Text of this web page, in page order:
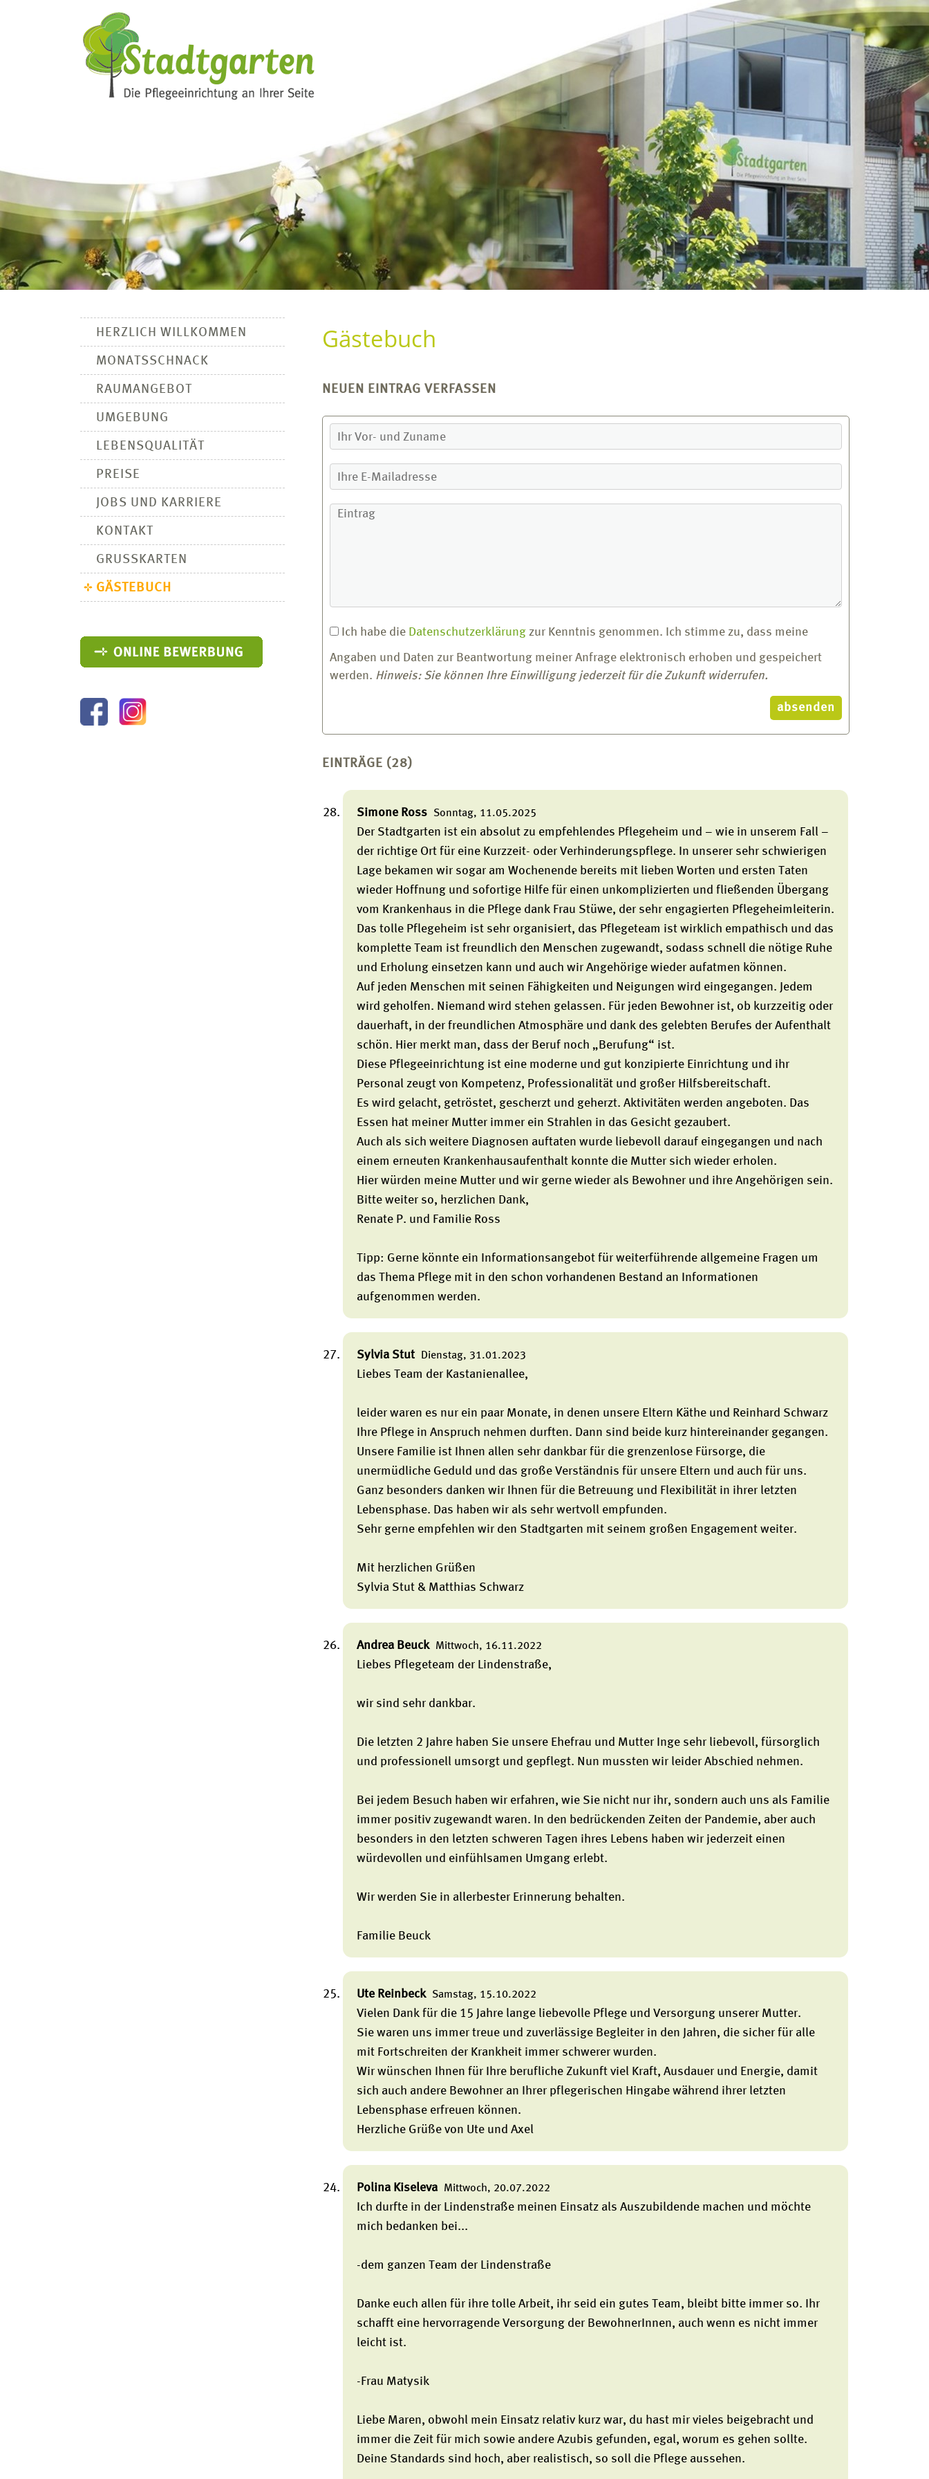
HERZLICH WILLKOMMEN
MONATSSCHNACK
RAUMANGEBOT
UMGEBUNG
LEBENSQUALITÄT
PREISE
JOBS UND KARRIERE
KONTAKT
GRUSSKARTEN
GÄSTEBUCH
Gästebuch
NEUEN EINTRAG VERFASSEN
Ich habe die Datenschutzerklärungzur Kenntnis genommen. Ich stimme zu, dass meine
Angaben und Daten zur Beantwortung meiner Anfrage elektronisch erhoben und gespeichert
werden. Hinweis: Sie können Ihre Einwilligung jederzeit für die Zukunft widerrufen.
EINTRÄGE (28)
Simone Ross Sonntag, 11.05.2025
Der Stadtgarten ist ein absolut zu empfehlendes Pflegeheim und – wie in unserem Fall –
der richtige Ort für eine Kurzzeit- oder Verhinderungspflege. In unserer sehr schwierigen
Lage bekamen wir sogar am Wochenende bereits mit lieben Worten und ersten Taten
wieder Hoffnung und sofortige Hilfe für einen unkomplizierten und fließenden Übergang
vom Krankenhaus in die Pflege dank Frau Stüwe, der sehr engagierten Pflegeheimleiterin.
Das tolle Pflegeheim ist sehr organisiert, das Pflegeteam ist wirklich empathisch und das
komplette Team ist freundlich den Menschen zugewandt, sodass schnell die nötige Ruhe
und Erholung einsetzen kann und auch wir Angehörige wieder aufatmen können.
Auf jeden Menschen mit seinen Fähigkeiten und Neigungen wird eingegangen. Jedem
wird geholfen. Niemand wird stehen gelassen. Für jeden Bewohner ist, ob kurzzeitig oder
dauerhaft, in der freundlichen Atmosphäre und dank des gelebten Berufes der Aufenthalt
schön. Hier merkt man, dass der Beruf noch „Berufung“ ist.
Diese Pflegeeinrichtung ist eine moderne und gut konzipierte Einrichtung und ihr
Personal zeugt von Kompetenz, Professionalität und großer Hilfsbereitschaft.
Es wird gelacht, getröstet, gescherzt und geherzt. Aktivitäten werden angeboten. Das
Essen hat meiner Mutter immer ein Strahlen in das Gesicht gezaubert.
Auch als sich weitere Diagnosen auftaten wurde liebevoll darauf eingegangen und nach
einem erneuten Krankenhausaufenthalt konnte die Mutter sich wieder erholen.
Hier würden meine Mutter und wir gerne wieder als Bewohner und ihre Angehörigen sein.
Bitte weiter so, herzlichen Dank,
Renate P. und Familie Ross
Tipp: Gerne könnte ein Informationsangebot für weiterführende allgemeine Fragen um
das Thema Pflege mit in den schon vorhandenen Bestand an Informationen
aufgenommen werden.
Sylvia Stut Dienstag, 31.01.2023
Liebes Team der Kastanienallee,
leider waren es nur ein paar Monate, in denen unsere Eltern Käthe und Reinhard Schwarz
Ihre Pflege in Anspruch nehmen durften. Dann sind beide kurz hintereinander gegangen.
Unsere Familie ist Ihnen allen sehr dankbar für die grenzenlose Fürsorge, die
unermüdliche Geduld und das große Verständnis für unsere Eltern und auch für uns.
Ganz besonders danken wir Ihnen für die Betreuung und Flexibilität in ihrer letzten
Lebensphase. Das haben wir als sehr wertvoll empfunden.
Sehr gerne empfehlen wir den Stadtgarten mit seinem großen Engagement weiter.
Mit herzlichen Grüßen
Sylvia Stut & Matthias Schwarz
Andrea Beuck Mittwoch, 16.11.2022
Liebes Pflegeteam der Lindenstraße,
wir sind sehr dankbar.
Die letzten 2 Jahre haben Sie unsere Ehefrau und Mutter Inge sehr liebevoll, fürsorglich
und professionell umsorgt und gepflegt. Nun mussten wir leider Abschied nehmen.
Bei jedem Besuch haben wir erfahren, wie Sie nicht nur ihr, sondern auch uns als Familie
immer positiv zugewandt waren. In den bedrückenden Zeiten der Pandemie, aber auch
besonders in den letzten schweren Tagen ihres Lebens haben wir jederzeit einen
würdevollen und einfühlsamen Umgang erlebt.
Wir werden Sie in allerbester Erinnerung behalten.
Familie Beuck
Ute Reinbeck Samstag, 15.10.2022
Vielen Dank für die 15 Jahre lange liebevolle Pflege und Versorgung unserer Mutter.
Sie waren uns immer treue und zuverlässige Begleiter in den Jahren, die sicher für alle
mit Fortschreiten der Krankheit immer schwerer wurden.
Wir wünschen Ihnen für Ihre berufliche Zukunft viel Kraft, Ausdauer und Energie, damit
sich auch andere Bewohner an Ihrer pflegerischen Hingabe während ihrer letzten
Lebensphase erfreuen können.
Herzliche Grüße von Ute und Axel
Polina Kiseleva Mittwoch, 20.07.2022
Ich durfte in der Lindenstraße meinen Einsatz als Auszubildende machen und möchte
mich bedanken bei...
-dem ganzen Team der Lindenstraße
Danke euch allen für ihre tolle Arbeit, ihr seid ein gutes Team, bleibt bitte immer so. Ihr
schafft eine hervorragende Versorgung der BewohnerInnen, auch wenn es nicht immer
leicht ist.
-Frau Matysik
Liebe Maren, obwohl mein Einsatz relativ kurz war, du hast mir vieles beigebracht und
immer die Zeit für mich sowie andere Azubis gefunden, egal, worum es gehen sollte.
Deine Standards sind hoch, aber realistisch, so soll die Pflege aussehen.